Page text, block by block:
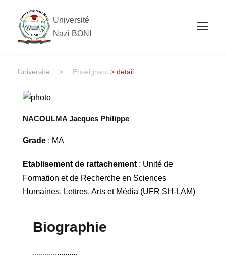
Université
Nazi BONI
Universite > Enseignant > detail
NACOULMA Jacques Philippe
Grade: MA
Etablisement de rattachement: Unité de
Formation et de Recherche en Sciences
Humaines, Lettres, Arts et Média (UFR SH-LAM)
Biographie
......................